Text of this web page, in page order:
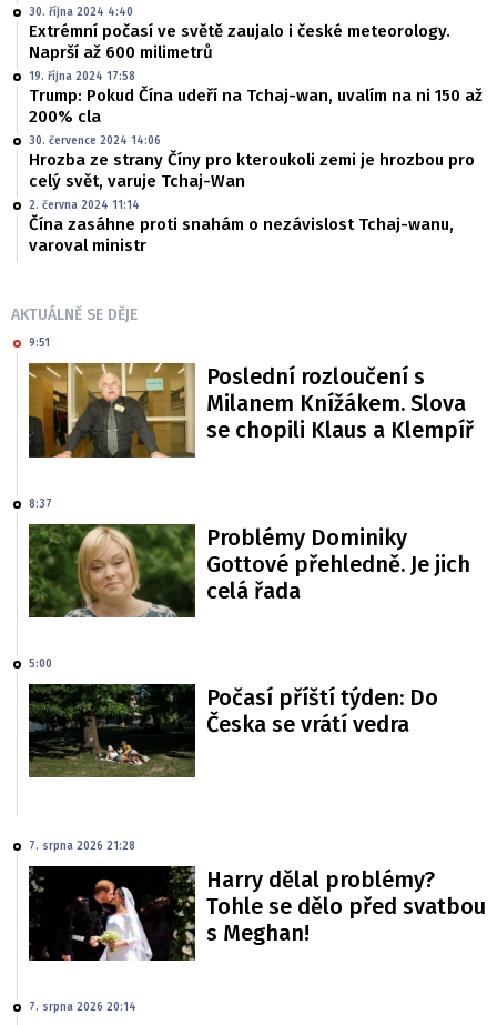
30. října 2024 4:40
Extrémní počasí ve světě zaujalo i české meteorology.
Naprší až 600 milimetrů
19. října 2024 17:58
Trump: Pokud Čína udeří na Tchaj-wan, uvalím na ni 150 až
200% cla
30. července 2024 14:06
Hrozba ze strany Číny pro kteroukoli zemi je hrozbou pro
celý svět, varuje Tchaj-Wan
2. června 2024 11:14
Čína zasáhne proti snahám o nezávislost Tchaj-wanu,
varoval ministr
AKTUÁLNĚ SE DĚJE
9:51
Poslední rozloučení s
Milanem Knížákem. Slova
se chopili Klaus a Klempíř
8:37
Problémy Dominiky
Gottové přehledně. Je jich
celá řada
5:00
Počasí příští týden: Do
Česka se vrátí vedra
7. srpna 2026 21:28
Harry dělal problémy?
Tohle se dělo před svatbou
s Meghan!
7. srpna 2026 20:14